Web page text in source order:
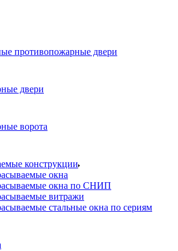
противопожарные двери
двери
ворота
конструкции
окна
окна по СНИП
витражи
стальные окна по сериям